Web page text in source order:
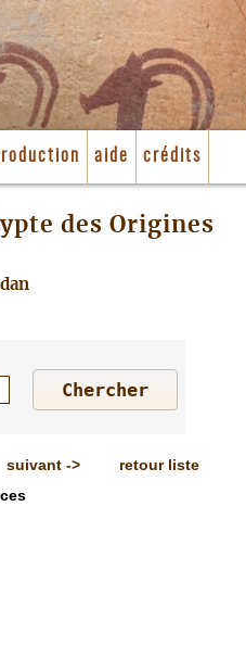
aide crédits
des Origines
suivant ->
retour liste